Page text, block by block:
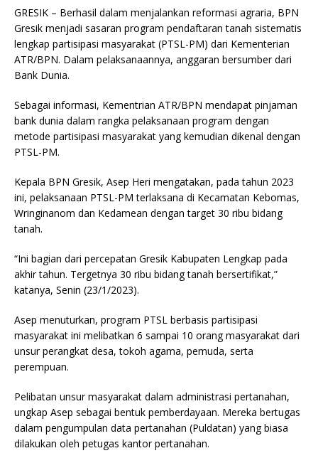
GRESIK – Berhasil dalam menjalankan reformasi agraria, BPN
Gresik menjadi sasaran program pendaftaran tanah sistematis
lengkap partisipasi masyarakat (PTSL-PM) dari Kementerian
ATR/BPN. Dalam pelaksanaannya, anggaran bersumber dari
Bank Dunia.
Sebagai informasi, Kementrian ATR/BPN mendapat pinjaman
bank dunia dalam rangka pelaksanaan program dengan
metode partisipasi masyarakat yang kemudian dikenal dengan
PTSL-PM.
Kepala BPN Gresik, Asep Heri mengatakan, pada tahun 2023
ini, pelaksanaan PTSL-PM terlaksana di Kecamatan Kebomas,
Wringinanom dan Kedamean dengan target 30 ribu bidang
tanah.
“Ini bagian dari percepatan Gresik Kabupaten Lengkap pada
akhir tahun. Tergetnya 30 ribu bidang tanah bersertifikat,”
katanya, Senin (23/1/2023).
Asep menuturkan, program PTSL berbasis partisipasi
masyarakat ini melibatkan 6 sampai 10 orang masyarakat dari
unsur perangkat desa, tokoh agama, pemuda, serta
perempuan.
Pelibatan unsur masyarakat dalam administrasi pertanahan,
ungkap Asep sebagai bentuk pemberdayaan. Mereka bertugas
dalam pengumpulan data pertanahan (Puldatan) yang biasa
dilakukan oleh petugas kantor pertanahan.